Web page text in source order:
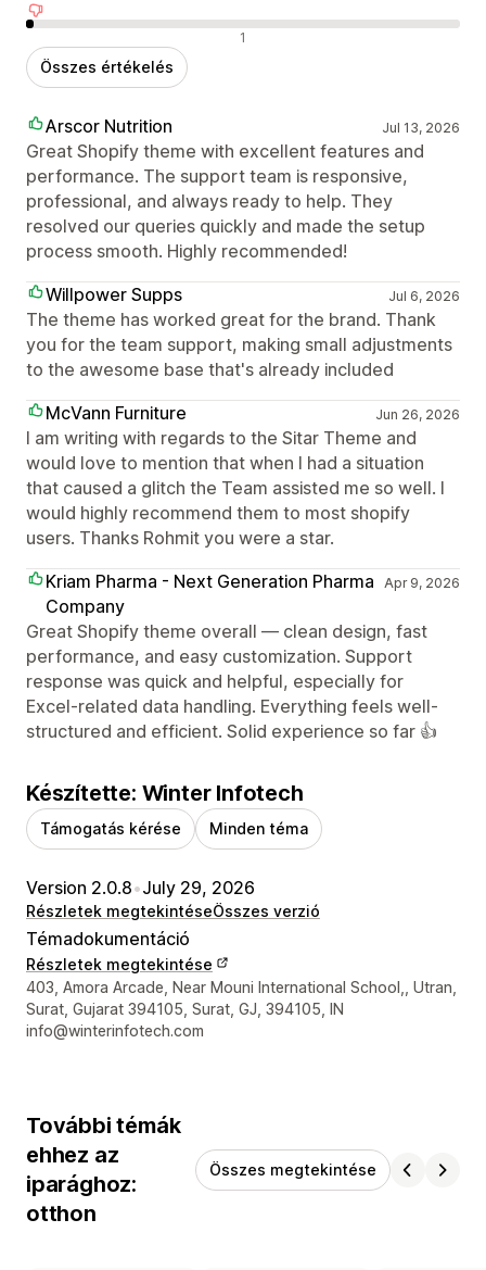
1
Összes értékelés
Arscor Nutrition Jul 13, 2026
Great Shopify theme with excellent features and
performance. The support team is responsive,
professional, and always ready to help. They
resolved our queries quickly and made the setup
process smooth. Highly recommended!
Willpower Supps
Jul 6, 2026
The theme has worked great for the brand. Thank
you for the team support, making small adjustments
to the awesome base that's already included
McVann Furniture
Jun 26, 2026
I am writing with regards to the Sitar Theme and
would love to mention that when I had a situation
that caused a glitch the Team assisted me so well. I
would highly recommend them to most shopify
users. Thanks Rohmit you were a star.
Kriam Pharma - Next Generation Pharma
Company
Apr 9, 2026
Great Shopify theme overall — clean design, fast
performance, and easy customization. Support
response was quick and helpful, especially for
Excel-related data handling. Everything feels well-
structured and efficient. Solid experience so far 👍
Készítette: Winter Infotech
Támogatás kérése Minden téma
Version 2.0.8•July 29, 2026
Részletek megtekintéseÖsszes verzió
Témadokumentáció
Részletek megtekintése
Dizájner kapcsolattartási adatai
403, Amora Arcade, Near Mouni International School,, Utran,
Surat, Gujarat 394105, Surat, GJ, 394105, IN
info@winterinfotech.com
További témák
ehhez az
iparághoz:
otthon
Összes megtekintése